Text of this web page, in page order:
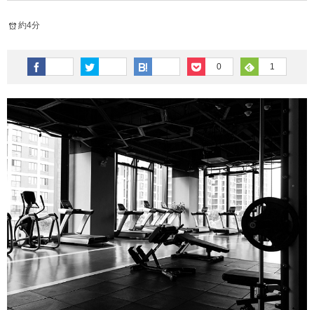
約4分
0 1
英単語
その他英語関連
行ってきたあれこれ
旅行関連あれこれ
美容あれこれ